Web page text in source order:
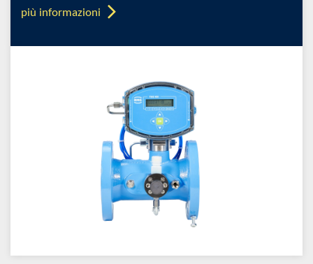
più informazioni